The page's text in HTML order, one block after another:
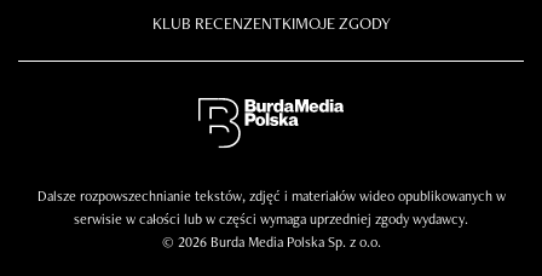
KLUB RECENZENTKIMOJE ZGODY
Dalsze rozpowszechnianie tekstów, zdjęć i materiałów wideo opublikowanych w
serwisie w całości lub w części wymaga uprzedniej zgody wydawcy.
© 2026 Burda Media Polska Sp. z o.o.